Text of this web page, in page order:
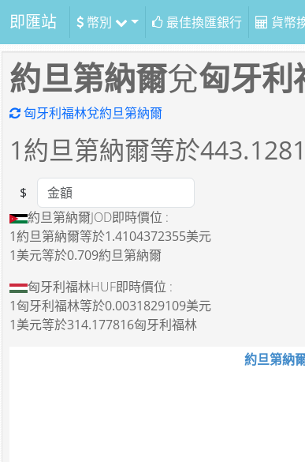
即匯站 幣別 最佳換匯銀行 貨幣
約旦第納爾兌匈牙利
匈牙利福林兌約旦第納爾
1約旦第納爾等於443.1281
Amount
$
約旦第納爾JOD即時價位 :
1約旦第納爾等於1.4104372355美元
1美元等於0.709約旦第納爾
匈牙利福林HUF即時價位 :
1匈牙利福林等於0.0031829109美元
1美元等於314.177816匈牙利福林
約旦第納